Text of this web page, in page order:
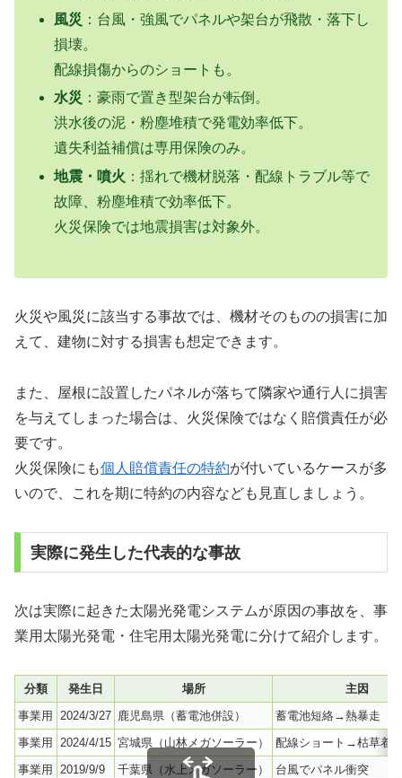
風災 ：台風・強風でパネルや架台が飛散・落下し
損壊。
配線損傷からのショートも。
水災 ：豪雨で置き型架台が転倒。
洪水後の泥・粉塵堆積で発電効率低下。
遺失利益補償は専用保険のみ。
地震・噴火 ：揺れで機材脱落・配線トラブル等で
故障、粉塵堆積で効率低下。
火災保険では地震損害は対象外。
火災や風災に該当する事故では、機材そのものの損害に加
えて、建物に対する損害も想定できます。
また、屋根に設置したパネルが落ちて隣家や通行人に損害
を与えてしまった場合は、火災保険ではなく賠償責任が必
要です。
火災保険にも個人賠償責任の特約が付いているケースが多
いので、これを期に特約の内容なども見直しましょう。
実際に発生した代表的な事故
次は実際に起きた太陽光発電システムが原因の事故を、事
業用太陽光発電・住宅用太陽光発電に分けて紹介します。
分類 発生日 場所
主因
事業用
2024/3/27 鹿児島県（蓄電池併設）
蓄電池短絡→熱暴走
事業用
2024/4/15 宮城県（山林メガソーラー）
配線ショート→枯草着
事業用
2019/9/9 千葉県（水上メガソーラー）
台風でパネル衝突